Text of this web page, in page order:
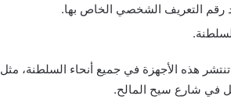
رقم التعريف الشخصي الخاص بها.
مستوى العالم، حيث تسمح لك بإيداع مبالغ تصل إلى 800 ريال عُماني. كما تنتشر هذه الأجهزة في جميع أنحاء السلطنة، مثل
في شارع سيح المالح.